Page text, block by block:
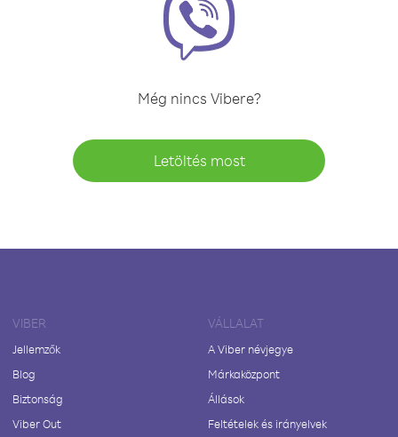
Még nincs Vibere?
Letöltés most
VIBER
Jellemzők
Blog
Biztonság
Viber Out
VÁLLALAT
A Viber névjegye
Márkaközpont
Állások
Feltételek és irányelvek